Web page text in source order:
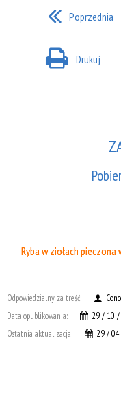
Poprzednia
Drukuj
Ryba w ziołach
Odpowiedzialny za treść:
Data opublikowania:
29 / 10 /
Ostatnia aktualizacja:
29 /